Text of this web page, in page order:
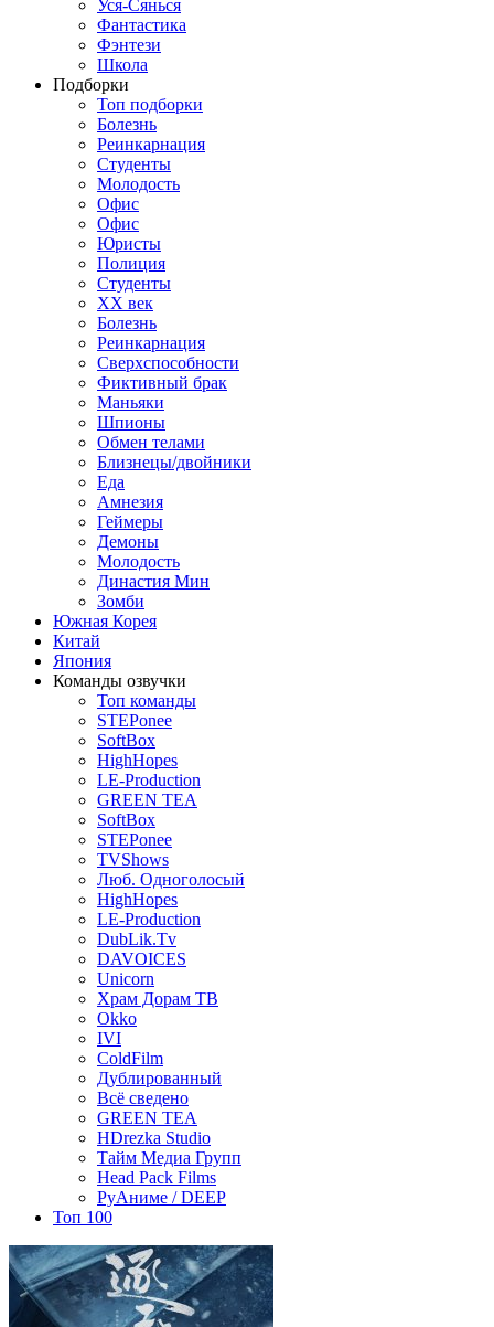
Уся-Сянься
Фантастика
Фэнтези
Школа
Подборки
Топ подборки
Болезнь
Реинкарнация
Студенты
Молодость
Офис
Офис
Юристы
Полиция
Студенты
ХХ век
Болезнь
Реинкарнация
Сверхспособности
Фиктивный брак
Маньяки
Шпионы
Обмен телами
Близнецы/двойники
Еда
Амнезия
Геймеры
Демоны
Молодость
Династия Мин
Зомби
Южная Корея
Китай
Япония
Команды озвучки
Топ команды
STEPonee
SoftBox
HighHopes
LE-Production
GREEN TEA
SoftBox
STEPonee
TVShows
Люб. Одноголосый
HighHopes
LE-Production
DubLik.Tv
DAVOICES
Unicorn
Храм Дорам ТВ
Okko
IVI
ColdFilm
Дублированный
Всё сведено
GREEN TEA
HDrezka Studio
Тайм Медиа Групп
Head Pack Films
РуАниме / DEEP
Топ 100